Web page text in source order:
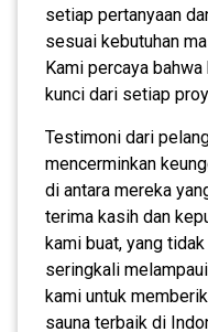
setiap pertanyaan
sesuai kebutuhan
Kami percaya
kunci dari setiap
Testimoni dari
mencerminkan
di antara mereka
terima kasih dan
kami buat, yang
seringkali
kami untuk
sauna terbaik di